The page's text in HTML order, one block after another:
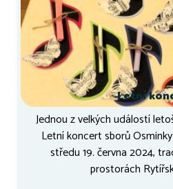
Letní
Jednou z velkých událostí
Letní koncert sborů
středu 19. června 2024,
prostorách